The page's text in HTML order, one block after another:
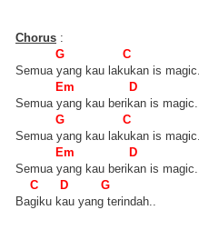
Chorus :
G C
Semua yang kau lakukan is magic..
Em D
Semua yang kau berikan is magic..
G C
Semua yang kau lakukan is magic..
Em D
Semua yang kau berikan is magic..
C D G
Bagiku kau yang terindah..